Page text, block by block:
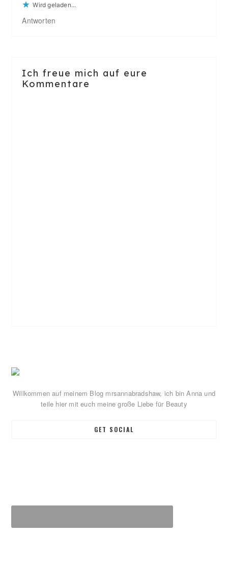
Wird geladen...
Antworten
Ich freue mich auf eure
Kommentare
Primary
Sidebar
Willkommen auf meinem Blog mrsannabradshaw, ich bin Anna und
teile hier mit euch meine große Liebe für Beauty
GET SOCIAL